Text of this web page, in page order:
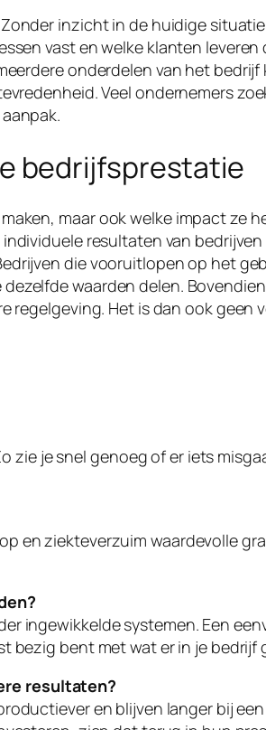
inzicht in de huidige
vast en welke klanten
onderdelen van het
Veel ondernemers
bedrijfsprestatie
maar ook welke impact ze
resultaten van
die vooruitlopen op het
waarden delen.
regelgeving. Het is dan ook
zie je snel genoeg of er iets
en ziekteverzuim waardevolle
ingewikkelde systemen. Een
bezig bent met wat er in je bedrijf
resultaten?
en blijven langer bij